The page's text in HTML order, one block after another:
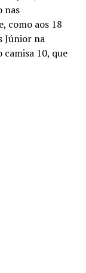
nas
como aos 18
Júnior na
camisa 10, que